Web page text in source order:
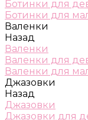
Ботинки для
Ботинки для
Валенки
Назад
Валенки
Валенки для
Валенки для
Джазовки
Назад
Джазовки
Джазовки для